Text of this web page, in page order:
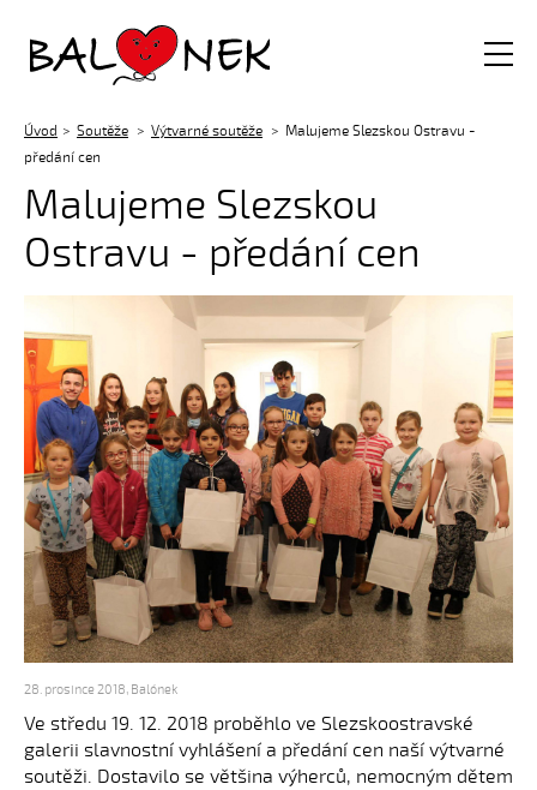
Balónek z.s.
Úvod Soutěže Výtvarné soutěže
Malujeme Slezskou Ostravu -
předání cen
Malujeme Slezskou
Ostravu - předání cen
28. prosince 2018, Balónek
Ve středu 19. 12. 2018 proběhlo ve Slezskoostravské
galerii slavnostní vyhlášení a předání cen naší výtvarné
soutěži. Dostavilo se většina výherců, nemocným dětem